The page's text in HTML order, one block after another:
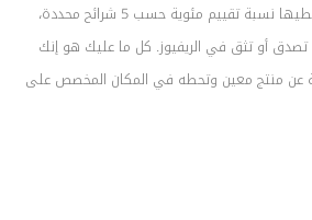
– الأداة بتحلل المراجعات وتعطيها نسبة تقييم مئوية حسب 5 شرائح محددة،
أو تثق في الريفيوز. كل ما عليك هو إنك
عن منتج معين وتحطه في المكان المخصص على